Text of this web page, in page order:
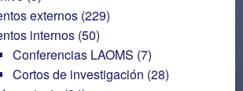
externos (229)
internos (50)
Conferencias LAOMS (7)
Cortos de investigación (28)